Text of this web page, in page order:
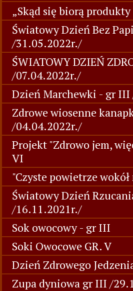
„Skąd się biorą
Światowy Dzień Bez
/31.05.2022r./
ŚWIATOWY DZIEŃ
/07.04.2022r./
Dzień Marchewki - gr
Zdrowe wiosenne
/04.04.2022r./
Projekt "Zdrowo jem,
VI
"Czyste powietrze wokół
Światowy Dzień
/16.11.2021r./
Sok owocowy - gr III
Soki Owocowe GR. V
Dzień Zdrowego
Zupa dyniowa gr III /